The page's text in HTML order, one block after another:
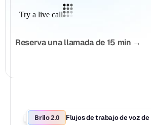
Reserva una llamada de 15 min →
Brilo 2.0 Flujos de trabajo de voz de